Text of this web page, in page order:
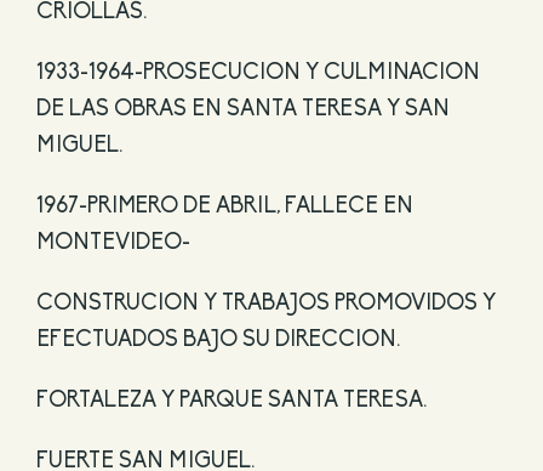
CRIOLLAS.
1933-1964-PROSECUCION Y CULMINACION
DE LAS OBRAS EN SANTA TERESA Y SAN
MIGUEL.
1967-PRIMERO DE ABRIL, FALLECE EN
MONTEVIDEO-
CONSTRUCION Y TRABAJOS PROMOVIDOS Y
EFECTUADOS BAJO SU DIRECCION.
FORTALEZA Y PARQUE SANTA TERESA.
FUERTE SAN MIGUEL.